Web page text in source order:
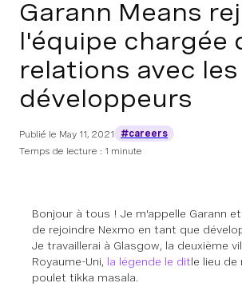
Garann Means
l'équipe chargée
relations avec les
développeurs
Publié le May 11, 2021
#careers
Temps de lecture : 1 minute
Bonjour à tous ! Je m'appelle Garann
de rejoindre Nexmo en tant que
Je travaillerai à Glasgow, la deuxième
Royaume-Uni, la légende le ditle lieu de
poulet tikka masala.